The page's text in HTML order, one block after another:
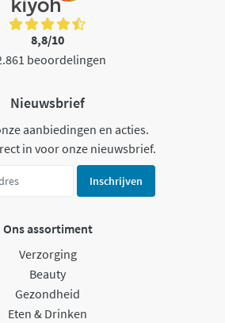
8,8/10
beoordelingen
Nieuwsbrief
aanbiedingen en acties.
in voor onze nieuwsbrief.
Inschrijven
Ons assortiment
Verzorging
Beauty
Gezondheid
Eten & Drinken